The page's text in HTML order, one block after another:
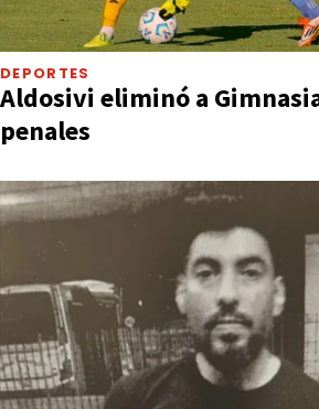
DEPORTES
Aldosivi eliminó a
penales